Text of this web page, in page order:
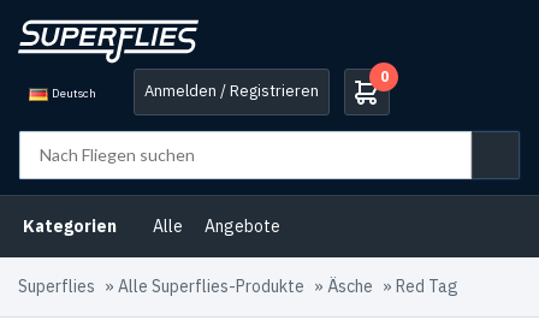
Deutsch Anmelden / Registrieren
0
Kategorien Alle Angebote
Superflies » Alle Superflies-Produkte » Äsche » Red Tag